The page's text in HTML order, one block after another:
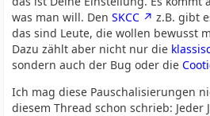
was man will. DenSKCC
z.B. gibt
das sind Leute, die wollen bewusst
Dazu zählt aber nicht nur die
sondern auch der Bug oder die
Ich mag diese Pauschalisierungen
diesem Thread schon schrieb: Jeder